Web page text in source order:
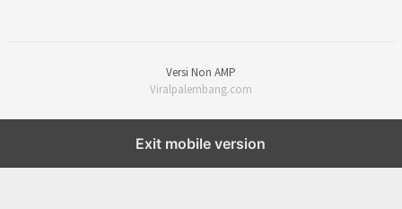
Versi Non AMP
Viralpalembang.com
Exit mobile version